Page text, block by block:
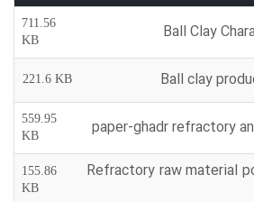
Ball Clay
711.56
KB
Ball clay
221.6 KB
paper-ghadr refractory
559.95
KB
Refractory raw material
155.86
KB